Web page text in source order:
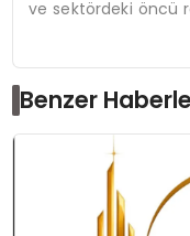
ve sektördeki öncü
Benzer